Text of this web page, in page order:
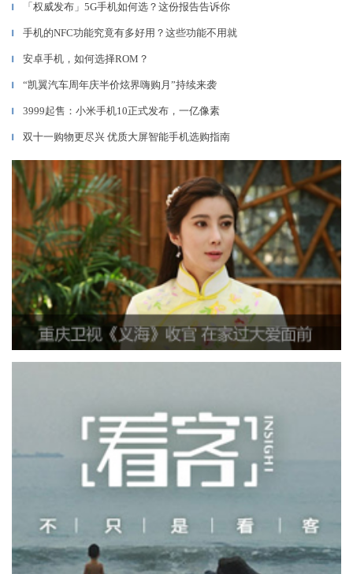
▎ 「权威发布」5G手机如何选？这份报告告诉你
▎ 手机的NFC功能究竟有多好用？这些功能不用就
▎ 安卓手机，如何选择ROM？
▎ “凯翼汽车周年庆半价炫界嗨购月”持续来袭
▎ 3999起售：小米手机10正式发布，一亿像素
▎ 双十一购物更尽兴 优质大屏智能手机选购指南